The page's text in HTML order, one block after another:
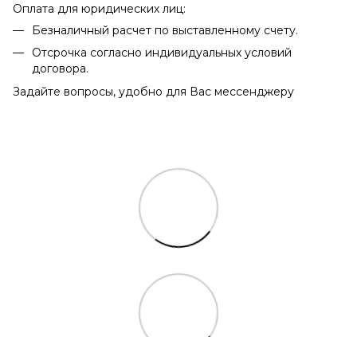
Оплата для юридических лиц:
Безналичный расчет по выставленному счету.
Отсрочка согласно индивидуальных условий
договора.
Задайте вопросы, удобно для Вас мессенджеру